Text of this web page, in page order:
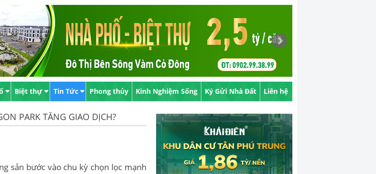
Biệt thự Tin Tức Phong thủy Kinh Nghiệm Sống Ký Gửi Nhà Đất Liên hệ
PARK TĂNG GIAO DỊCH?
sản bước vào chu kỳ chọn lọc mạnh